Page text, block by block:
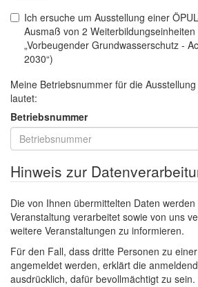
Ich ersuche um Ausstellung einer
Ausmaß von 2
„Vorbeugender Grundwasserschutz -
2030“)
Meine Betriebsnummer für die
lautet:
Betriebsnummer
Hinweis zur
Die von Ihnen übermittelten Daten
Veranstaltung verarbeitet sowie von uns
weitere Veranstaltungen zu informieren.
Für den Fall, dass dritte Personen zu
angemeldet werden, erklärt die
ausdrücklich, dafür bevollmächtigt zu sein.